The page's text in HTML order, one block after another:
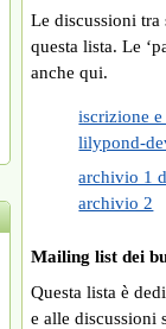
Le discussioni
questa lista. Le
anche qui.
iscrizione
lilypond-
archivio 1
archivio 2
Mailing list dei
Questa lista è
e alle